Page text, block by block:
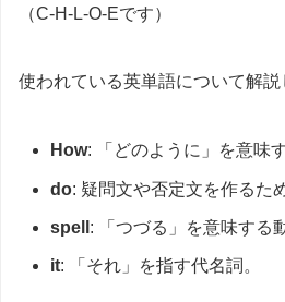
（C-H-L-O-Eです）
使われている英単語について解説
How: 「どのように」を意味
do: 疑問文や否定文を作るた
spell : 「つづる」を意味する
it: 「それ」を指す代名詞。